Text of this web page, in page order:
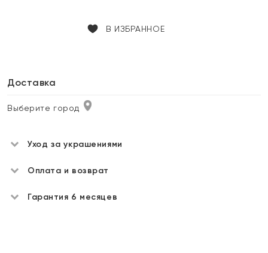
В ИЗБРАННОЕ
Доставка
Выберите город
Уход за украшениями
Оплата и возврат
Гарантия 6 месяцев